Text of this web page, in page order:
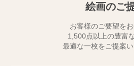
絵画のご
お客様のご要望をお
1,500点以上の豊富
最適な一枚をご提案い